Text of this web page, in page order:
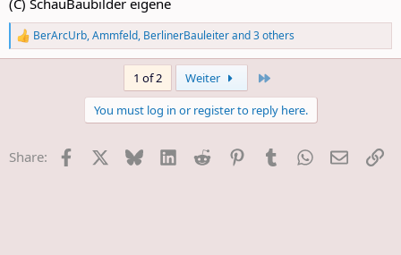
(C) SchauBaubilder eigene
R
e
s
BerArcUrb,Ammfeld, BerlinerBauleiterand 3 others
1 of 2 Weiter
You must log in or register to reply here.
Share: Facebook Bluesky LinkedInReddit PinterestTumblrWhatsApp
E-Mail